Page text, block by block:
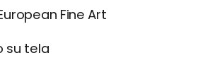
Fine Art
su tela